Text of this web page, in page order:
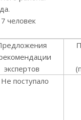
человек
экспертов